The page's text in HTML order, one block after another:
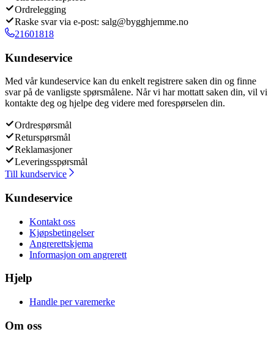
Ordrelegging
Raske svar via e-post: salg@bygghjemme.no
21601818
Kundeservice
Med vår kundeservice kan du enkelt registrere saken din og finne
svar på de vanligste spørsmålene. Når vi har mottatt saken din, vil vi
kontakte deg og hjelpe deg videre med forespørselen din.
Ordrespørsmål
Returspørsmål
Reklamasjoner
Leveringsspørsmål
Till kundservice
Kundeservice
Kontakt oss
Kjøpsbetingelser
Angrerettskjema
Informasjon om angrerett
Hjelp
Handle per varemerke
Om oss